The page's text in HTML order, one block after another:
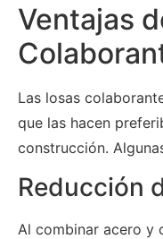
Ventajas
Las losas
que las hacen
construcción.
Reducción
Al combinar acero y